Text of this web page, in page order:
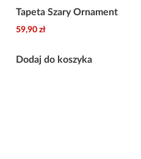
Tapeta Szary Ornament
59,90 zł
Dodaj do koszyka